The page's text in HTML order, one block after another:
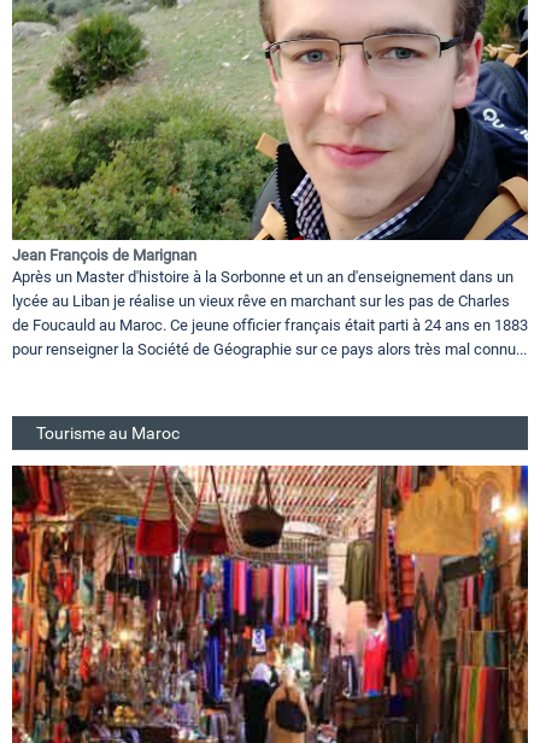
Jean François de Marignan
Après un Master d'histoire à la Sorbonne et un an d'enseignement dans un
lycée au Liban je réalise un vieux rêve en marchant sur les pas de Charles
de Foucauld au Maroc. Ce jeune officier français était parti à 24 ans en 1883
pour renseigner la Société de Géographie sur ce pays alors très mal connu...
Tourisme au Maroc